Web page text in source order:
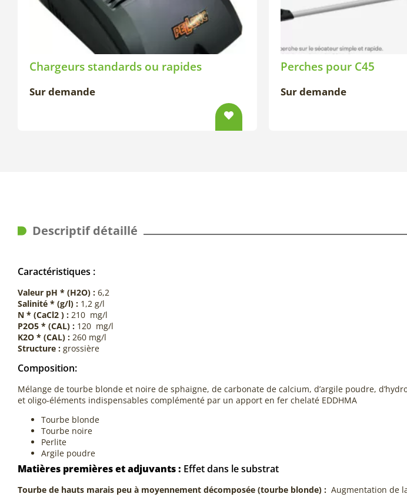
Chargeurs standards ou rapides
Sur demande
Perches pour C45
Sur demande
Descriptif détaillé
Caractéristiques :
Valeur pH * (H2O) : 6,2
Salinité * (g/l) : 1,2 g/l
N * (CaCl2 ) : 210 mg/l
P2O5 * (CAL) : 120 mg/l
K2O * (CAL) : 260 mg/l
Structure : grossière
Composition:
Mélange de tourbe blonde et noire de sphaigne, de carbonate de calcium, d’argile poudre,
et oligo-éléments indispensables complémenté par un apport en fer chelaté EDDHMA
Tourbe blonde
Tourbe noire
Perlite
Argile poudre
Matières premières et adjuvants : Effet dans le substrat
Tourbe de hauts marais peu à moyennement décomposée (tourbe blonde) : Augmentation de